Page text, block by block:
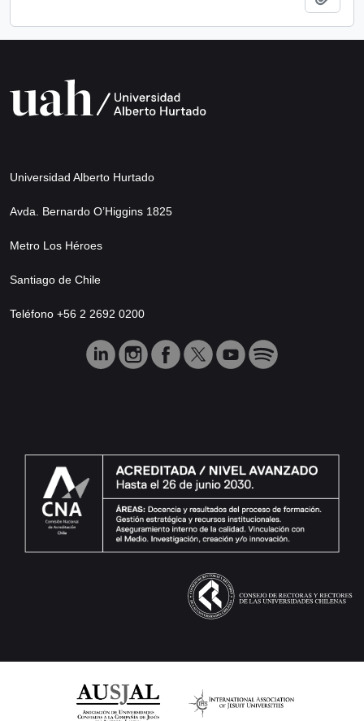
Universidad Alberto Hurtado
Avda. Bernardo O’Higgins 1825
Metro Los Héroes
Santiago de Chile
Teléfono +56 2 2692 0200